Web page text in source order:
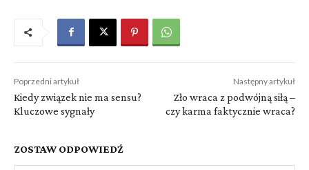
Poprzedni artykuł
Kiedy związek nie ma sensu?
Kluczowe sygnały
Następny artykuł
Zło wraca z podwójną siłą –
czy karma faktycznie wraca?
ZOSTAW ODPOWIEDŹ